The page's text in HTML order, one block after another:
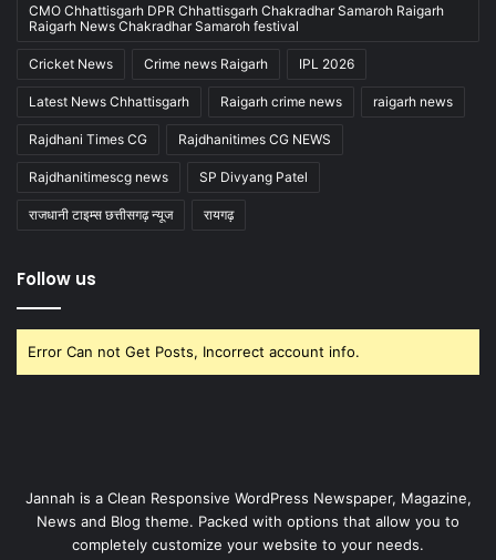
CMO Chhattisgarh DPR Chhattisgarh Chakradhar Samaroh Raigarh
Raigarh News Chakradhar Samaroh festival
Cricket News Crime news Raigarh IPL 2026
Latest News Chhattisgarh Raigarh crime news raigarh news
Rajdhani Times CG Rajdhanitimes CG NEWS
Rajdhanitimescg news SP Divyang Patel
राजधानी टाइम्स छत्तीसगढ़ न्यूज रायगढ़
Follow us
Error Can not Get Posts, Incorrect account info.
Jannah is a Clean Responsive WordPress Newspaper, Magazine,
News and Blog theme. Packed with options that allow you to
completely customize your website to your needs.